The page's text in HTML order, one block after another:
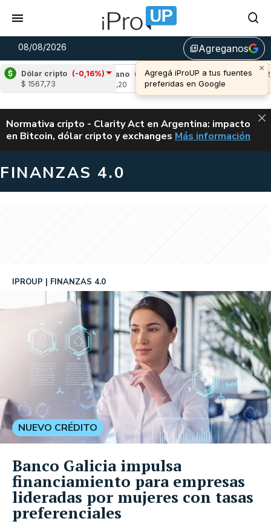
08/08/2026 library_addAgreganos
×
Agregá iProUP a tus fuentes
preferidas en Google
Dólar cripto (-0,16%)
$ 1567,73
Cardano
(-1,00%)
Avalanche
u$s 6,56
ALERTA
Normativa cripto - Clarity Act en Argentina: impacto
en Bitcoin, dólar cripto y exchanges CLARITY ACT EN
Más información
FINANZAS 4.0
IPROUP FINANZAS 4.0
NUEVO CRÉDITO
Banco Galicia impulsa
financiamiento para empresas
lideradas por mujeres con tasas
preferenciales